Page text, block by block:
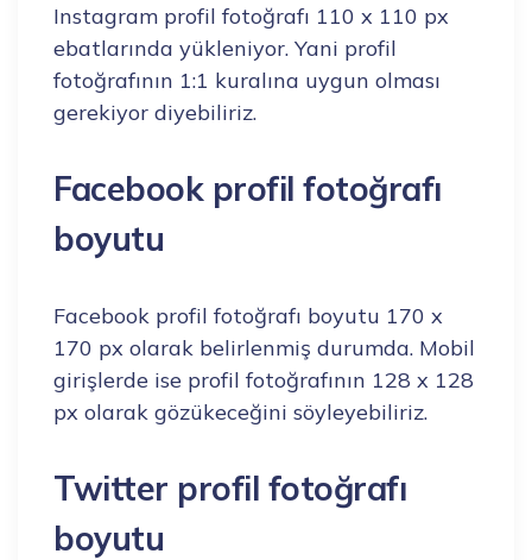
Instagram profil fotoğrafı 110 x 110 px
ebatlarında yükleniyor. Yani profil
fotoğrafının 1:1 kuralına uygun olması
gerekiyor diyebiliriz.
Facebook profil fotoğrafı
boyutu
Facebook profil fotoğrafı boyutu 170 x
170 px olarak belirlenmiş durumda. Mobil
girişlerde ise profil fotoğrafının 128 x 128
px olarak gözükeceğini söyleyebiliriz.
Twitter profil fotoğrafı
boyutu